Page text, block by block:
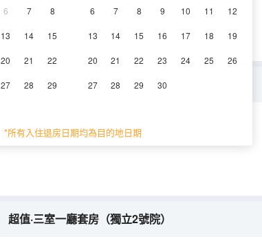
6 7 8
13 14 15
20 21 22
27 28 29
6 7 8 9 10 11 12
13 14 15 16 17 18 19
20 21 22 23 24 25 26
27 28 29 30
*所有入住退房日期均為目的地日期
雲閣・原木閣樓家庭房（複式loft+親子空間）
55-60㎡ 2層 空調
超值·三室一廳套房（獨立2號院）